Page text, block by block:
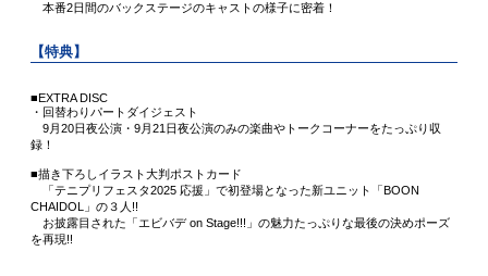
本番2日間のバックステージのキャストの様子に密着！
【特典】
■EXTRA DISC
・回替わりパートダイジェスト
9月20日夜公演・9月21日夜公演のみの楽曲やトークコーナーをたっぷり収
録！
■描き下ろしイラスト大判ポストカード
「テニプリフェスタ2025 応援」で初登場となった新ユニット「BOON
CHAIDOL」の３人!!
お披露目された「エビバデ on Stage!!!」の魅力たっぷりな最後の決めポーズ
を再現!!